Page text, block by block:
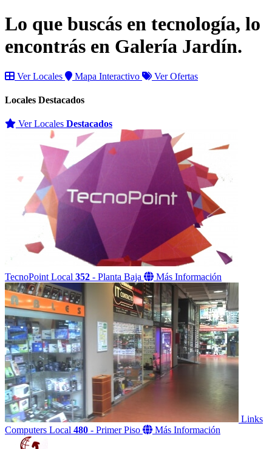
Lo que buscás en tecnología, lo
encontrás en Galería Jardín.
Ver Locales Mapa Interactivo Ver Ofertas
Locales Destacados
Ver Locales Destacados
TecnoPoint Local 352 - Planta Baja Más Información
Links
Computers Local 480 - Primer Piso Más Información